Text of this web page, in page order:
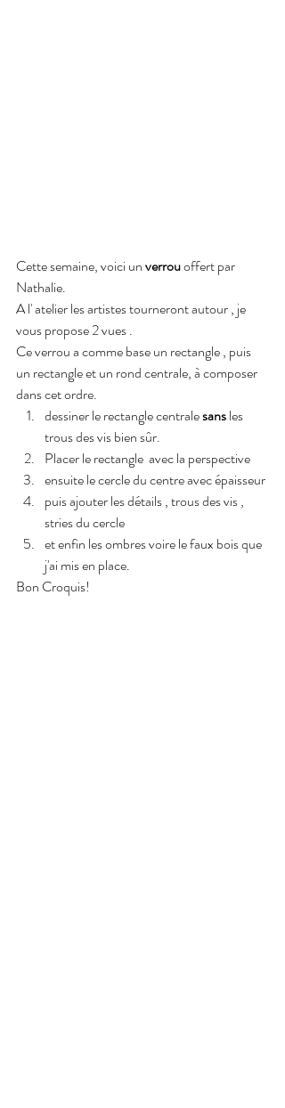
Cette semaine, voici un verrou offert par
Nathalie.
A l' atelier les artistes tourneront autour , je
vous propose 2 vues .
Ce verrou a comme base un rectangle , puis
un rectangle et un rond centrale, à composer
dans cet ordre.
dessiner le rectangle centrale sans les
trous des vis bien sûr.
Placer le rectangle  avec la perspective
ensuite le cercle du centre avec épaisseur
puis ajouter les détails , trous des vis ,
stries du cercle
et enfin les ombres voire le faux bois que
j'ai mis en place.
Bon Croquis!